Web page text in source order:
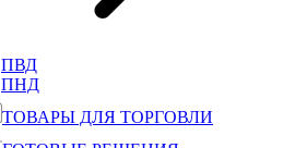
ПВД
ПНД
ТОВАРЫ ДЛЯ ТОРГОВЛИ